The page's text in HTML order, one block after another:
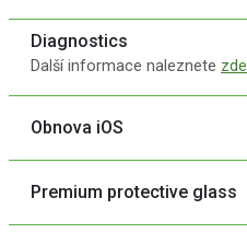
Diagnostics
Další informace naleznete zde
Obnova iOS
Premium protective glass